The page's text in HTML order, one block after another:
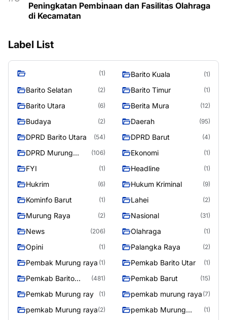
Peningkatan Pembinaan dan Fasilitas Olahraga
di Kecamatan
Label List
(1) Barito Kuala (1)
Barito Selatan (2) Barito Timur (1)
Barito Utara (6) Berita Mura (12)
Budaya (2) Daerah (95)
DPRD Barito Utara (54) DPRD Barut (4)
DPRD Murung
Raya
(106) Ekonomi (1)
FYI (1) Headline (1)
Hukrim (6) Hukum Kriminal (9)
Kominfo Barut (1) Lahei (2)
Murung Raya (2) Nasional (31)
News (206) Olahraga (1)
Opini (1) Palangka Raya (2)
Pembak Murung raya (1) Pemkab Barito Utar (1)
Pemkab Barito
Utara
(481) Pemkab Barut (15)
Pemkab Murung ray (1) pemkab murung raya (7)
pemkab Murung raya(2)
pemkab Murung
(1)